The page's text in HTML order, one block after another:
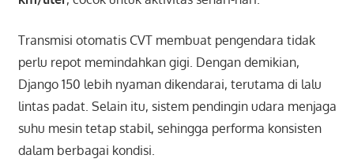
Transmisi otomatis CVT membuat pengendara tidak
perlu repot memindahkan gigi. Dengan demikian,
Django 150 lebih nyaman dikendarai, terutama di lalu
lintas padat. Selain itu, sistem pendingin udara menjaga
suhu mesin tetap stabil, sehingga performa konsisten
dalam berbagai kondisi.